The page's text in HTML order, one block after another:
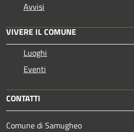
Avvisi
VIVERE IL COMUNE
Luoghi
Eventi
CONTATTI
Comune di Samugheo